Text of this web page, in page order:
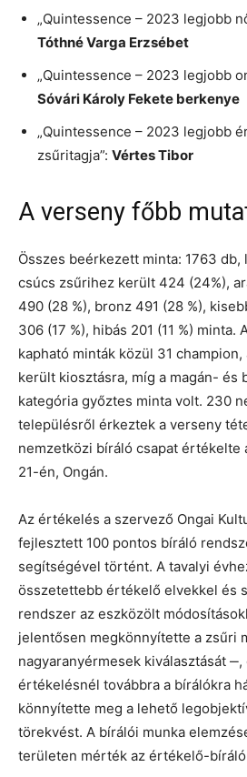
„Quintessence – 2023 legjobb
Tóthné Varga Erzsébet
„Quintessence – 2023 legjobb
Sóvári Károly Fekete berkenye
„Quintessence – 2023 legjobb
zsűritagja”: Vértes Tibor
A verseny főbb
Összes beérkezett minta: 1763 db,
csúcs zsűrihez került 424 (24%),
490 (28 %), bronz 491 (28 %),
306 (17 %), hibás 201 (11 %) minta.
kapható minták közül 31
került kiosztásra, míg a magán- és
kategória győztes minta volt. 230
településről érkeztek a verseny
nemzetközi bíráló csapat értékelte
21-én, Ongán.
Az értékelés a szervező Ongai
fejlesztett 100 pontos bíráló
segítségével történt. A tavalyi
összetettebb értékelő elvekkel és
rendszer az eszközölt
jelentősen megkönnyítette a zsűri
nagyaranyérmesek kiválasztását
értékelésnél továbbra a bírálókra
könnyítette meg a lehető
törekvést. A bírálói munka
területen mérték az értékelő-